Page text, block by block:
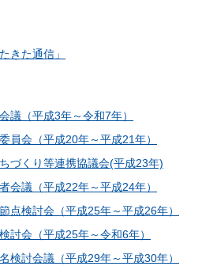
きた通信」
議（平成3年～令和7年）
員会（平成20年～平成21年）
づくり等連携協議会(平成23年)
会議（平成22年～平成24年）
点検討会（平成25年～平成26年）
討会（平成25年～令和6年）
検討会議（平成29年～平成30年）